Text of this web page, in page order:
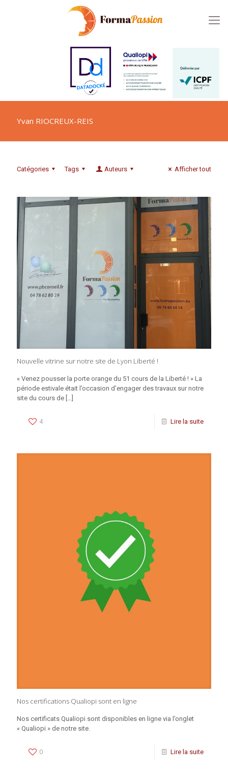
Yvan RIOCREUX-REIS
Catégories Tags Auteurs Afficher tout
Nouvelle vitrine sur notre site de Lyon Liberté !
« Venez pousser la porte orange du 51 cours de la Liberté ! » La
période estivale était l’occasion d’engager des travaux sur notre
site du cours de […]
4 Lire la suite
Nos certifications Qualiopi sont en ligne
Nos certificats Qualiopi sont disponibles en ligne via l’onglet
« Qualiopi » de notre site.
0 Lire la suite